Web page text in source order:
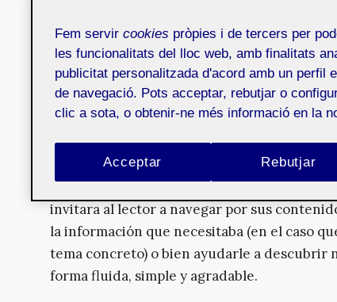
diseño gráfico; y Javier Aurea del
Desde el punto de vista de la arquitectura de
buscado mejorar en la nueva versión?
Anna Ripoll:Al inicio del proyecto de
marcamos como objetivo que el nuevo
atractivo y usable. Se trataba de conseguir
invitara al lector a navegar por sus
la información que necesitaba (en el caso
tema concreto) o bien ayudarle a descubrir
forma fluida, simple y agradable.
Fem servir cookies pròpies i de tercers per
les funcionalitats del lloc web, amb finalitats
publicitat personalitzada d'acord amb un perfil
de navegació. Pots acceptar, rebutjar o
clic a sota, o obtenir-ne més informació en la
Rebutjar
Acceptar